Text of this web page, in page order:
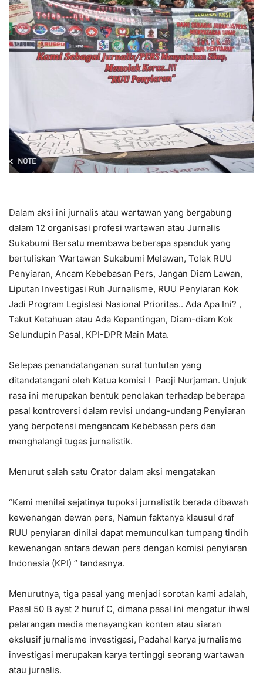
Dalam aksi ini jurnalis atau wartawan yang bergabung
dalam 12 organisasi profesi wartawan atau Jurnalis
Sukabumi Bersatu membawa beberapa spanduk yang
bertuliskan ‘Wartawan Sukabumi Melawan, Tolak RUU
Penyiaran, Ancam Kebebasan Pers, Jangan Diam Lawan,
Liputan Investigasi Ruh Jurnalisme, RUU Penyiaran Kok
Jadi Program Legislasi Nasional Prioritas.. Ada Apa Ini? ,
Takut Ketahuan atau Ada Kepentingan, Diam-diam Kok
Selundupin Pasal, KPI-DPR Main Mata.
Selepas penandatanganan surat tuntutan yang
ditandatangani oleh Ketua komisi I Paoji Nurjaman. Unjuk
rasa ini merupakan bentuk penolakan terhadap beberapa
pasal kontroversi dalam revisi undang-undang Penyiaran
yang berpotensi mengancam Kebebasan pers dan
menghalangi tugas jurnalistik.
Menurut salah satu Orator dalam aksi mengatakan
“Kami menilai sejatinya tupoksi jurnalistik berada dibawah
kewenangan dewan pers, Namun faktanya klausul draf
RUU penyiaran dinilai dapat memunculkan tumpang tindih
kewenangan antara dewan pers dengan komisi penyiaran
Indonesia (KPI) ” tandasnya.
Menurutnya, tiga pasal yang menjadi sorotan kami adalah,
Pasal 50 B ayat 2 huruf C, dimana pasal ini mengatur ihwal
pelarangan media menayangkan konten atau siaran
ekslusif jurnalisme investigasi, Padahal karya jurnalisme
investigasi merupakan karya tertinggi seorang wartawan
atau jurnalis.